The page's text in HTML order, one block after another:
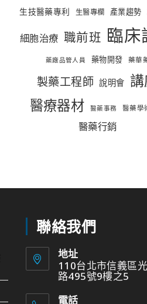
生技醫藥專利 生醫專欄 產業趨勢
細胞治療 職前班 臨床
藥廠品管人員 藥物開發 藥華
製藥工程師 說明會
醫療器材 醫藥事務 醫藥學
醫藥行銷
聯絡我們
地址
110台北市信義區
路495號9樓之5
電話